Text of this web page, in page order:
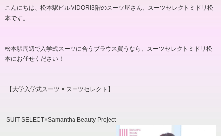
こんにちは、松本駅ビルMIDORI3階のスーツ屋さん、スーツセレクトミドリ松
本です。
松本駅周辺で入学式スーツに合うブラウス買うなら、スーツセレクトミドリ松
本にお任せください！
【大学入学式スーツ × スーツセレクト】
SUIT SELECT×Samantha Beauty Project